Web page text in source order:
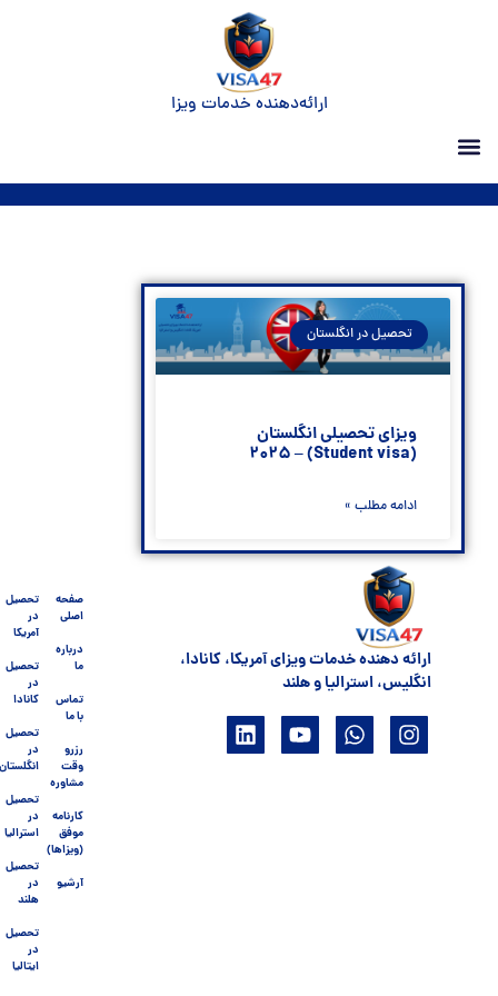
ارائه‌دهنده خدمات ویزا
تحصیل در انگلستان
ویزای تحصیلی انگلستان
(Student visa) – 2025
ادامه مطلب »
ارائه دهنده خدمات ویزای آمریکا، کانادا،
انگلیس، استرالیا و هلند
صفحه
اصلی
درباره
ما
تماس
با ما
رزرو
وقت
مشاوره
کارنامه
موفق
(ویزاها)
آرشیو
تحصیل
در
آمریکا
تحصیل
در
کانادا
تحصیل
در
انگلستان
تحصیل
در
استرالیا
تحصیل
در
هلند
تحصیل
در
ایتالیا